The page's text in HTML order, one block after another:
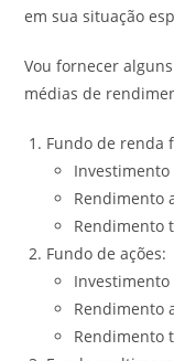
em sua situação
Vou fornecer
médias de
Fundo de renda
Investimento
Rendimento
Rendimento
Fundo de ações:
Investimento
Rendimento
Rendimento